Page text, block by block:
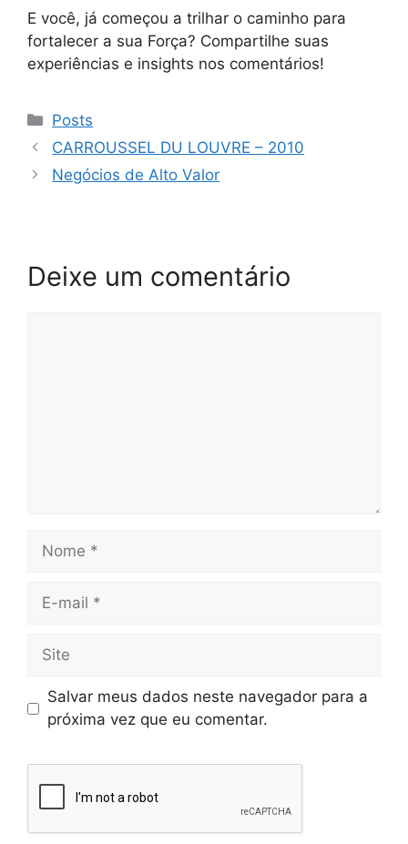
E você, já começou a trilhar o caminho para
fortalecer a sua Força? Compartilhe suas
experiências e insights nos comentários!
Posts
CARROUSSEL DU LOUVRE – 2010
Negócios de Alto Valor
Deixe um comentário
Salvar meus dados neste navegador para a
próxima vez que eu comentar.